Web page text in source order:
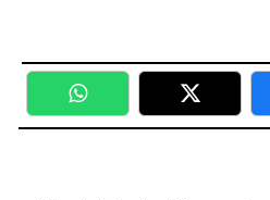
WhatsApp Twitter